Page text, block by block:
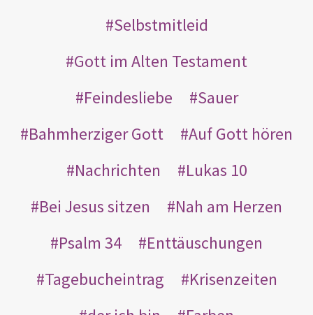
Selbstmitleid
Gott im Alten Testament
Feindesliebe
Sauer
Bahmherziger Gott
Auf Gott hören
Nachrichten
Lukas 10
Bei Jesus sitzen
Nah am Herzen
Psalm 34
Enttäuschungen
Tagebucheintrag
Krisenzeiten